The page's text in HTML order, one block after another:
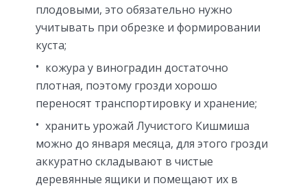
плодовыми, это обязательно нужно
учитывать при обрезке и формировании
куста;
кожура у виноградин достаточно
плотная, поэтому грозди хорошо
переносят транспортировку и хранение;
хранить урожай Лучистого Кишмиша
можно до января месяца, для этого грозди
аккуратно складывают в чистые
деревянные ящики и помещают их в